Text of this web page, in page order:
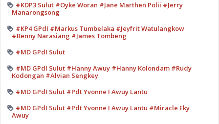
#KDP3 Sulut #Oyke Woran #Jane Marthen Polii #Jerry
Manarongsong
#KP4 GPdI #Markus Tumbelaka #Jeyfrit Watulangkow
#Benny Narasiang #James Tombeng
#MD GPdI Sulut
#MD GPdI Sulut #Hanny Awuy #Hanny Kolondam #Rudy
Kodongan #Alvian Sengkey
#MD GPdI Sulut #Pdt Yvonne I Awuy Lantu
#MD GPdI Sulut #Pdt Yvonne I Awuy Lantu #Miracle Eky
Awuy